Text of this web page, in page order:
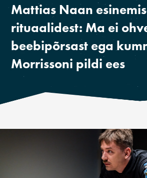
Mattias Naan
rituaalidest: Ma ei
beebipõrsast ega
Morrissoni pildi ees